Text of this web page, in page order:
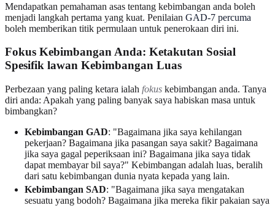
Mendapatkan pemahaman asas tentang kebimbangan anda boleh
menjadi langkah pertama yang kuat. Penilaian GAD-7 percuma
boleh memberikan titik permulaan untuk penerokaan diri ini.
Fokus Kebimbangan Anda: Ketakutan Sosial
Spesifik lawan Kebimbangan Luas
Perbezaan yang paling ketara ialah fokus kebimbangan anda. Tanya
diri anda: Apakah yang paling banyak saya habiskan masa untuk
bimbangkan?
Kebimbangan GAD: "Bagaimana jika saya kehilangan
pekerjaan? Bagaimana jika pasangan saya sakit? Bagaimana
jika saya gagal peperiksaan ini? Bagaimana jika saya tidak
dapat membayar bil saya?" Kebimbangan adalah luas, beralih
dari satu kebimbangan dunia nyata kepada yang lain.
Kebimbangan SAD: "Bagaimana jika saya mengatakan
sesuatu yang bodoh? Bagaimana jika mereka fikir pakaian saya